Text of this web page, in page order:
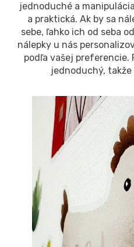
jednoduché a
a praktická. Ak by sa
sebe, ľahko ich od seba
nálepky u nás
podľa vašej preferencie.
jednoduchý,